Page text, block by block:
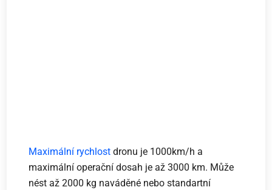
Maximální rychlost dronu je 1000km/h a
maximální operační dosah je až 3000 km. Může
nést až 2000 kg naváděné nebo standartní